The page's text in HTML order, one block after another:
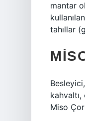
mantar
tahıllar
Miso